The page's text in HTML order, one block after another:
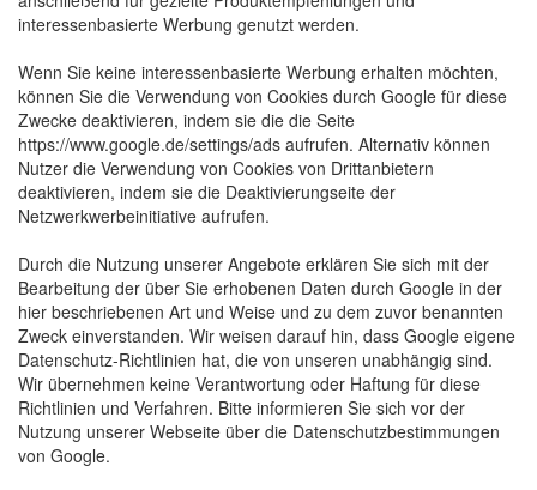
interessenbasierte Werbung genutzt werden.
Wenn Sie keine interessenbasierte Werbung erhalten möchten,
können Sie die Verwendung von Cookies durch Google für diese
Zwecke deaktivieren, indem sie die die Seite
https://www.google.de/settings/ads aufrufen. Alternativ können
Nutzer die Verwendung von Cookies von Drittanbietern
deaktivieren, indem sie die Deaktivierungseite der
Netzwerkwerbeinitiative aufrufen.
Durch die Nutzung unserer Angebote erklären Sie sich mit der
Bearbeitung der über Sie erhobenen Daten durch Google in der
hier beschriebenen Art und Weise und zu dem zuvor benannten
Zweck einverstanden. Wir weisen darauf hin, dass Google eigene
Datenschutz-Richtlinien hat, die von unseren unabhängig sind.
Wir übernehmen keine Verantwortung oder Haftung für diese
Richtlinien und Verfahren. Bitte informieren Sie sich vor der
Nutzung unserer Webseite über die Datenschutzbestimmungen
von Google.